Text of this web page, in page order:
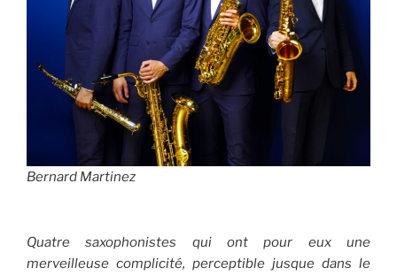
Bernard Martinez
Quatre saxophonistes qui ont pour eux une
merveilleuse complicité, perceptible jusque dans le